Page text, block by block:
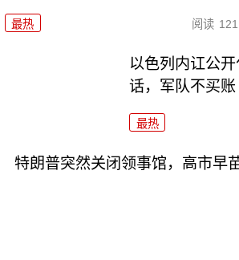
最热 阅读
以色列内讧公
话，军队不买账
最热
特朗普突然关闭领事馆，高市早